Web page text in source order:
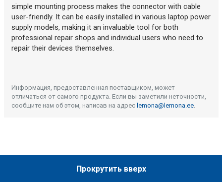
simple mounting process makes the connector with cable
user-friendly. It can be easily installed in various laptop power
supply models, making it an invaluable tool for both
professional repair shops and individual users who need to
repair their devices themselves.
Информация, предоставленная поставщиком, может
отличаться от самого продукта. Если вы заметили неточности,
сообщите нам об этом, написав на адрес lemona@lemona.ee.
Прокрутить вверх